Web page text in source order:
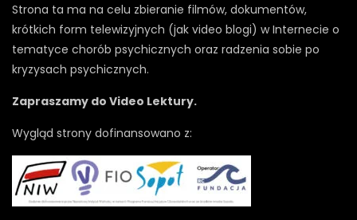
Strona ta ma na celu zbieranie filmów, dokumentów,
krótkich form telewizyjnych (jak video blogi) w Internecie o
tematyce chorób psychicznych oraz radzenia sobie po
kryzysach psychicznych.
Zapraszamy do Video Lektury.
Wygląd strony dofinansowano z: